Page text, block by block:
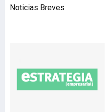
Noticias Breves